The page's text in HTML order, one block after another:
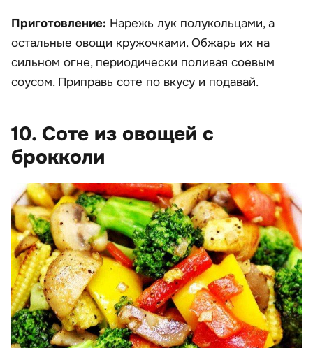
Приготовление: Нарежь лук полукольцами, а
остальные овощи кружочками. Обжарь их на
сильном огне, периодически поливая соевым
соусом. Приправь соте по вкусу и подавай.
10. Соте из овощей с
брокколи